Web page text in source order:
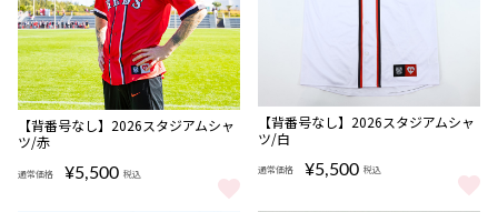
完売
【背番号なし】2026スタジアムシャ
ツ/赤
通常価格 ¥5,500 税込
【背番号なし】2026スタジアムシャツ/赤 をもっと見る
完売
【背番号なし】2026スタジアムシャ
ツ/白
通常価格 ¥5,500 税込
【背番号なし】2026スタジアム